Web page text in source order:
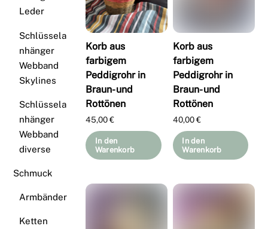
Korb aus
farbigem
Peddigrohr in
Braun- und
Rottönen
45,00€
In den
Warenkorb
Korb aus
farbigem
Peddigrohr in
Braun- und
Rottönen
40,00€
In den
Warenkorb
Leder
Schlüssela
nhänger
Webband
Skylines
Schlüssela
nhänger
Webband
diverse
Schmuck
Armbänder
Ketten